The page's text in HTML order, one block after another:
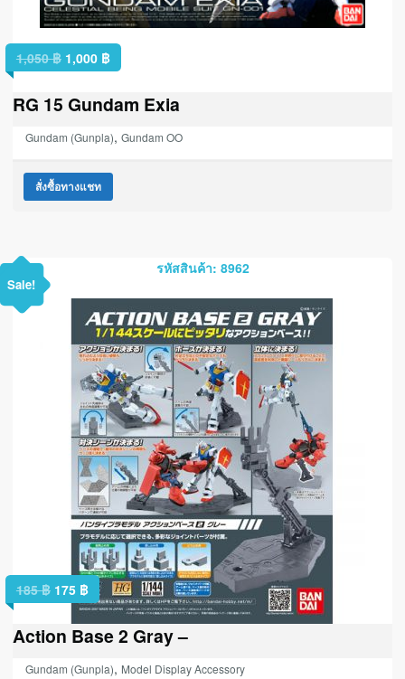
1,050฿ 1,000 ฿
RG 15 Gundam Exia
Gundam (Gunpla), Gundam OO
สั่งซื้อทางแชท
รหัสสินค้า: 8962
Sale!
185฿ 175 ฿
Action Base 2 Gray –
Gundam (Gunpla), Model Display Accessory